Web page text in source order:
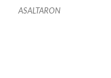
ASALTARON